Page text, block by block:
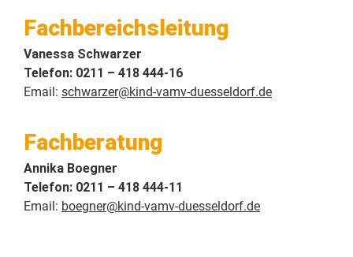
Fachbereichsleitung
Vanessa Schwarzer
Telefon: 0211 – 418 444-16
Email: schwarzer@kind-vamv-duesseldorf.de
Fachberatung
Annika Boegner
Telefon: 0211 – 418 444-11
Email: boegner@kind-vamv-duesseldorf.de